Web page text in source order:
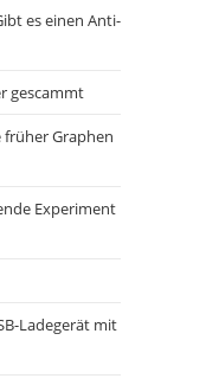
es einen Anti-
gescammt
früher Graphen
Experiment
Ladegerät mit